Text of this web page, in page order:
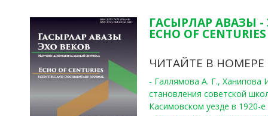
ГАСЫРЛАР АВАЗЫ -
ECHO OF
ЧИТАЙТЕ В НОМЕРЕ
- Галлямова А. Г.,
становления советской
Касимовском уезде в 1920-е